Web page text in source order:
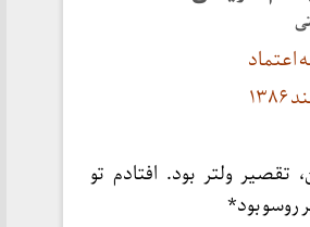
اعتماد
تقصیر ولتر بود. افتادم تو
بود*